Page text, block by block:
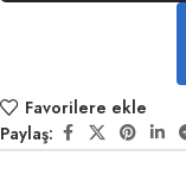
Favorilere ekle
Paylaş: